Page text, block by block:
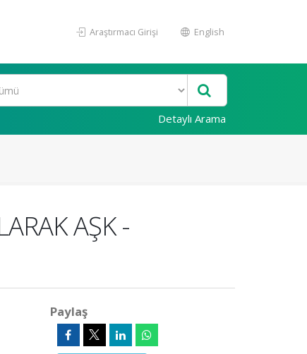
Araştırmacı Girişi English
Detaylı Arama
AŞK -
Paylaş